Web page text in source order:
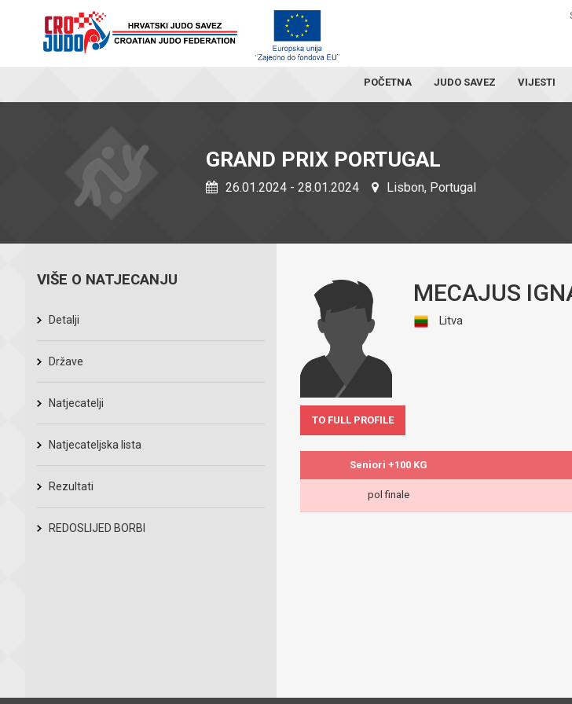
POČETNA JUDO SAVEZ VIJESTI
GRAND PRIX PORTUGAL
26.01.2024 - 28.01.2024 Lisbon, Portugal
VIŠE O NATJECANJU
Detalji
Države
Natjecatelji
Natjecateljska lista
Rezultati
REDOSLIJED BORBI
MECAJUS
Litva
TO FULL PROFILE
Seniori +100 KG
pol finale